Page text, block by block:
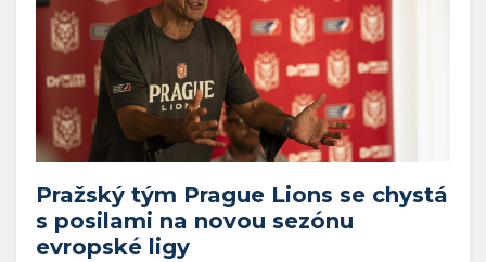
Pražský tým Prague Lions se chystá
s posilami na novou sezónu
evropské ligy